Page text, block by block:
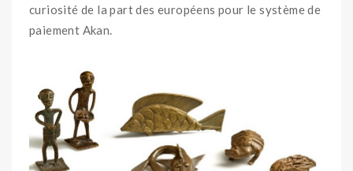
curiosité de la part des européens pour le système de
paiement Akan.